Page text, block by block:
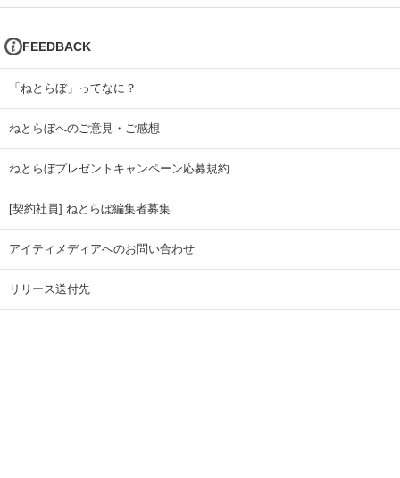
FEEDBACK
「ねとらぼ」ってなに？
ねとらぼへのご意見・ご感想
ねとらぼプレゼントキャンペーン応募規約
[契約社員] ねとらぼ編集者募集
アイティメディアへのお問い合わせ
リリース送付先